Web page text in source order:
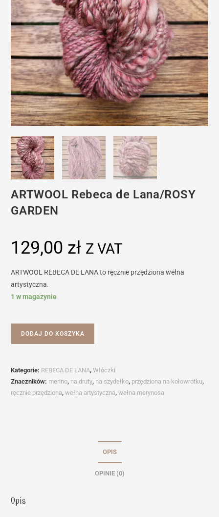
ARTWOOL Rebeca de Lana/ROSY
GARDEN
129,00 zł Z VAT
ARTWOOL REBECA DE LANA to ręcznie przędziona wełna
artystyczna.
1 w magazynie
Lana/ROSY
GARDEN
DODAJ DO KOSZYKA
Kategorie: REBECA DE LANA,Włóczki
Znaczników: merino, na druty, na szydełko, przędziona na kołowrotku,
ręcznie przędziona,wełna artystyczna,wełna merynosa
OPIS
OPINIE (0)
Opis